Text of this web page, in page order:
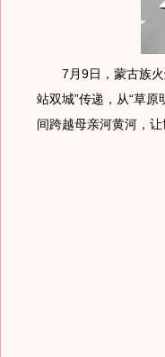
7月9日，蒙古族火
站双城”传递，从“草原
间跨越母亲河黄河，